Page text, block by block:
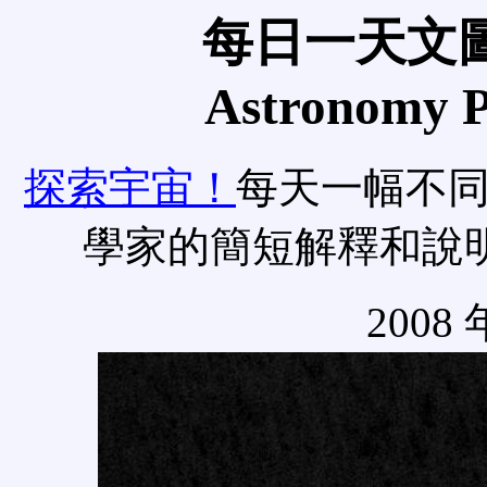
每日一天文
Astronomy
探索宇宙！ 每天一幅不
學家的簡短解釋和說
2008